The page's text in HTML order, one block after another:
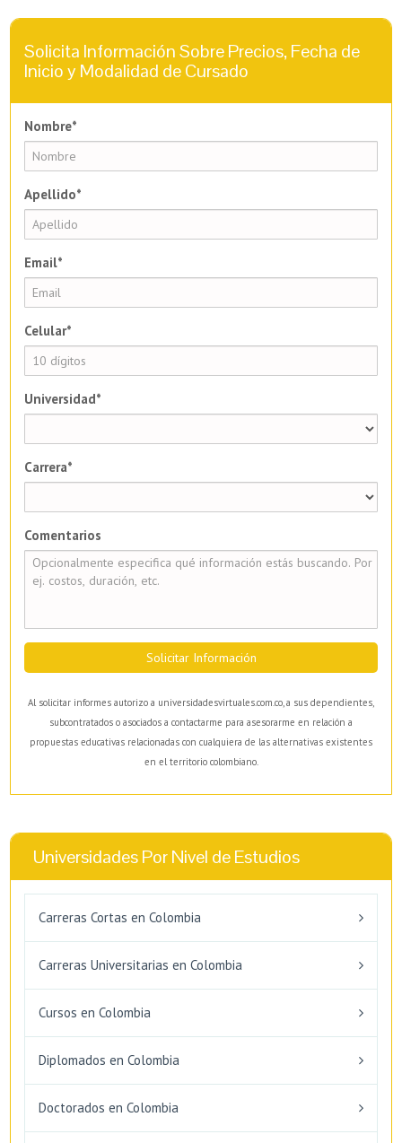
Solicita Información Sobre Precios, Fecha de
Inicio y Modalidad de Cursado
Nombre*
Apellido*
Email*
Celular*
Universidad*
Carrera*
Comentarios
Solicitar Información
Al solicitar informes autorizo a universidadesvirtuales.com.co, a sus dependientes,
subcontratados o asociados a contactarme para asesorarme en relación a
propuestas educativas relacionadas con cualquiera de las alternativas existentes
en el territorio colombiano.
Universidades Por Nivel de Estudios
Carreras Cortas en Colombia
Carreras Universitarias en Colombia
Cursos en Colombia
Diplomados en Colombia
Doctorados en Colombia